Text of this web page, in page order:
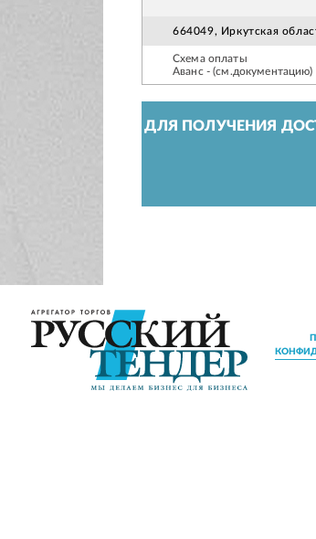
664049, Иркутская
Схема оплаты
Аванс - (см.документацию)
ДЛЯ ПОЛУЧЕНИЯ